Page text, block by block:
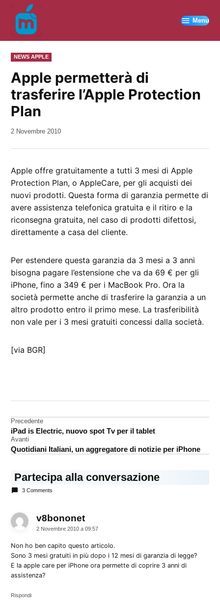
contenuto
Menu
PUBBLICATO
IN
NEWS APPLE
Apple permetterà di
trasferire l’Apple Protection
Plan
da
2 Novembre 2010
Apple offre gratuitamente a tutti 3 mesi di Apple
Protection Plan, o AppleCare, per gli acquisti dei
nuovi prodotti. Questa forma di garanzia permette di
avere assistenza telefonica gratuita e il ritiro e la
riconsegna gratuita, nel caso di prodotti difettosi,
direttamente a casa del cliente.
Per estendere questa garanzia da 3 mesi a 3 anni
bisogna pagare l’estensione che va da 69 € per gli
iPhone, fino a 349 € per i MacBook Pro. Ora la
società permette anche di trasferire la garanzia a un
altro prodotto entro il primo mese. La trasferibilità
non vale per i 3 mesi gratuiti concessi dalla società.
[via BGR]
Navigazione
articoli
Precedente
iPad is Electric, nuovo spot Tv per il tablet
Avanti
Quotidiani Italiani, un aggregatore di notizie per iPhone
Partecipa alla conversazione
3 Comments
v8bononetdice:
2 Novembre 2010 a 09:57
Non ho ben capito questo articolo.
Sono 3 mesi gratuiti in più dopo i 12 mesi di garanzia di legge?
E la apple care per iPhone ora permette di coprire 3 anni di
assistenza?
Rispondi